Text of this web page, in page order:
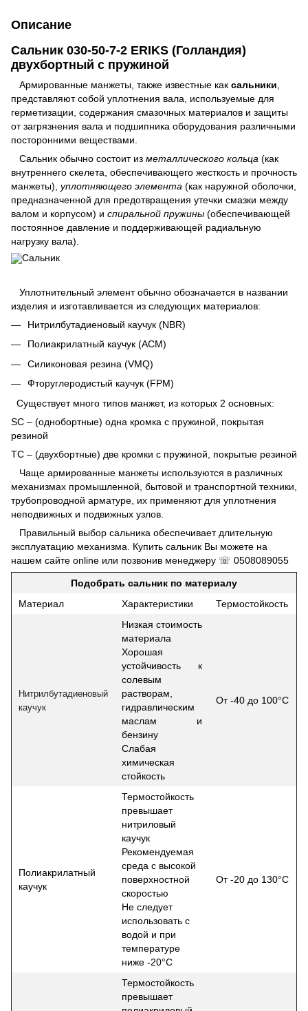
Описание
Сальник 030-50-7-2 ERIKS (Голландия)
двухбортный с пружиной
Армированные манжеты, также известные как сальники
представляют собой уплотнения вала, используемые для
герметизации, содержания смазочных материалов и защиты
от загрязнения вала и подшипника оборудования различными
посторонними веществами.
Сальник обычно состоит из металлического кольца (как
внутреннего скелета, обеспечивающего жесткость и прочность
манжеты), уплотняющего элемента (как наружной оболочки,
предназначенной для предотвращения утечки смазки между
валом и корпусом) и спиральной пружины (обеспечивающей
постоянное давление и поддерживающей радиальную
нагрузку вала).
Уплотнительный элемент обычно обозначается в названии
изделия и изготавливается из следующих материалов:
Нитрилбутадиеновый каучук (NBR)
Полиакрилатный каучук (ACM)
Силиконовая резина (VMQ)
Фторуглеродистый каучук (FPM)
Существует много типов манжет, из которых 2 основных:
SC – (однобортные) одна кромка с пружиной, покрытая
резиной
TC – (двухбортные) две кромки с пружиной, покрытые резиной
Чаще армированные манжеты используются в различных
механизмах промышленной, бытовой и транспортной техники,
трубопроводной арматуре, их применяют для уплотнения
неподвижных и подвижных узлов.
Правильный выбор сальника обеспечивает длительную
эксплуатацию механизма. Купить сальник Вы можете на
нашем сайте online или позвонив менеджеру ☏ 0508089055
Подобрать сальник по материалу
Материал
Характеристики Термостойкость
Нитрилбутадиеновый
каучук
Низкая стоимость
материала
Хорошая
устойчивость к
солевым
растворам,
гидравлическим
маслам и
бензину
Слабая
химическая
стойкость
От -40 до 100°С
Полиакрилатный
каучук
Термостойкость
превышает
нитриловый
каучук
Рекомендуемая
среда с высокой
поверхностной
скоростью
Не следует
использовать с
водой и при
температуре
ниже -20°С
От -20 до 130°С
Термостойкость
превышает